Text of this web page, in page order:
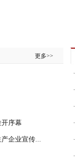
更多>>
序幕
企业宣传...
·
·
·
·
·
·